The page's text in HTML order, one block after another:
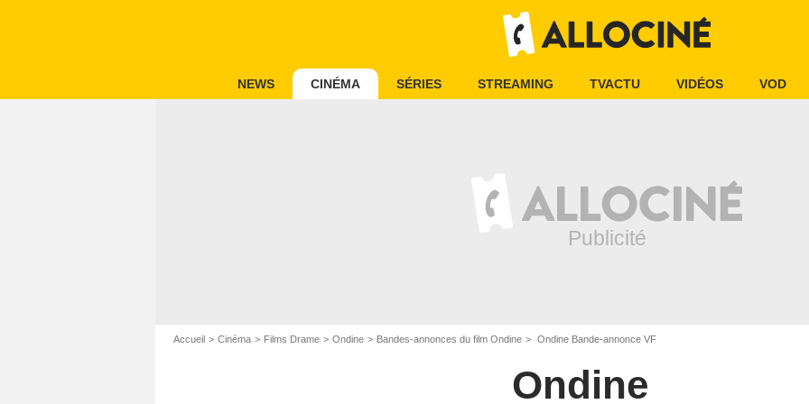
NEWS CINÉMA SÉRIES STREAMING TVACTU VIDÉOS VOD
Accueil Cinéma Films Drame Ondine Bandes-annonces du film Ondine Ondine Bande-annonce VF
Ondine